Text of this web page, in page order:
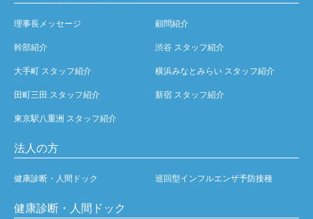
理事長メッセージ 顧問紹介
幹部紹介 渋谷 スタッフ紹介
大手町 スタッフ紹介 横浜みなとみらい スタッフ紹介
田町三田 スタッフ紹介 新宿 スタッフ紹介
東京駅八重洲 スタッフ紹介
法人の方
健康診断・人間ドック 巡回型インフルエンザ予防接種
健康診断・人間ドック